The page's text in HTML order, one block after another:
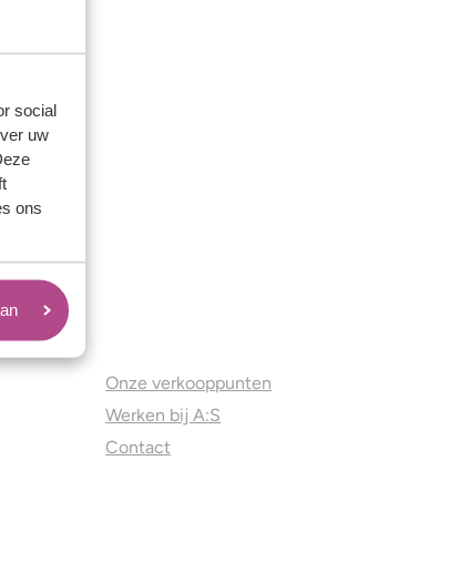
social
uw
ons
Onze verkooppunten
Werken bij A:S
Contact